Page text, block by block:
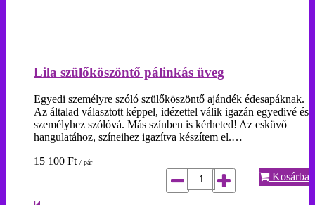
Lila szülőköszöntő pálinkás üveg
Egyedi személyre szóló szülőköszöntő ajándék édesapáknak.
Az általad választott képpel, idézettel válik igazán egyedivé és
személyhez szólóvá. Más színben is kérheted! Az esküvő
hangulatához, színeihez igazítva készítem el.…
15 100 Ft / pár
Kosárba